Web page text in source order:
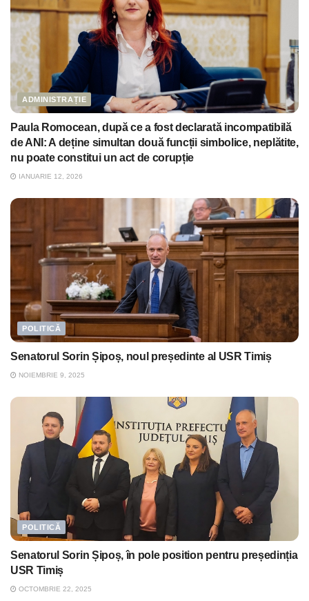
ADMINISTRAȚIE
Paula Romocean, după ce a fost declarată incompatibilă
de ANI: A deține simultan două funcții simbolice, neplătite,
nu poate constitui un act de corupție
IANUARIE 12, 2026
POLITICĂ
Senatorul Sorin Șipoș, noul președinte al USR Timiș
NOIEMBRIE 9, 2025
POLITICĂ
Senatorul Sorin Șipoș, în pole position pentru președinția
USR Timiș
OCTOMBRIE 22, 2025